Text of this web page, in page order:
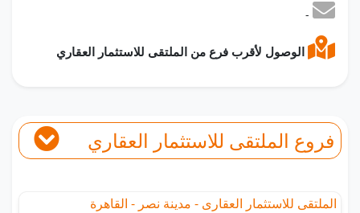
-
فروع الملتقى للاستثمار العقاري
الملتقى للاستثمار العقارى - مدينة نصر - القاهرة